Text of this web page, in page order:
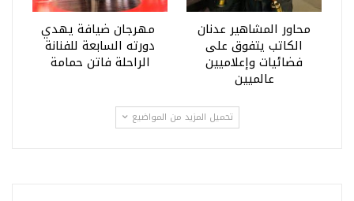
محاور المشاهير عدنان
الكاتب يتفوق على
فضائيات وإعلاميين
عالميين
مهرجان ضيافة يهدي
دورته السابعة للفنانة
الراحلة فاتن حمامة
تحميل المزيد من المواضيع